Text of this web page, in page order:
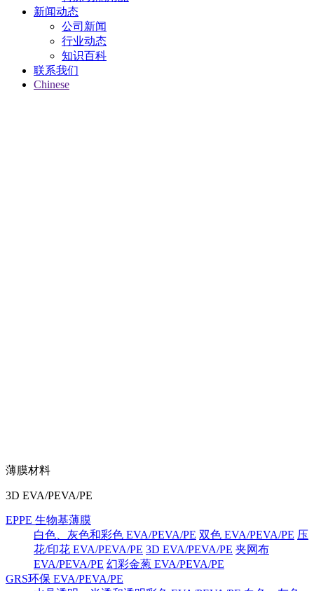
新闻动态
公司新闻
行业动态
知识百科
联系我们
Chinese
薄膜材料
3D EVA/PEVA/PE
EPPE 生物基薄膜
白色、灰色和彩色 EVA/PEVA/PE 双色 EVA/PEVA/PE 压
花/印花 EVA/PEVA/PE 3D EVA/PEVA/PE 夹网布
EVA/PEVA/PE 幻彩金葱 EVA/PEVA/PE
GRS环保 EVA/PEVA/PE